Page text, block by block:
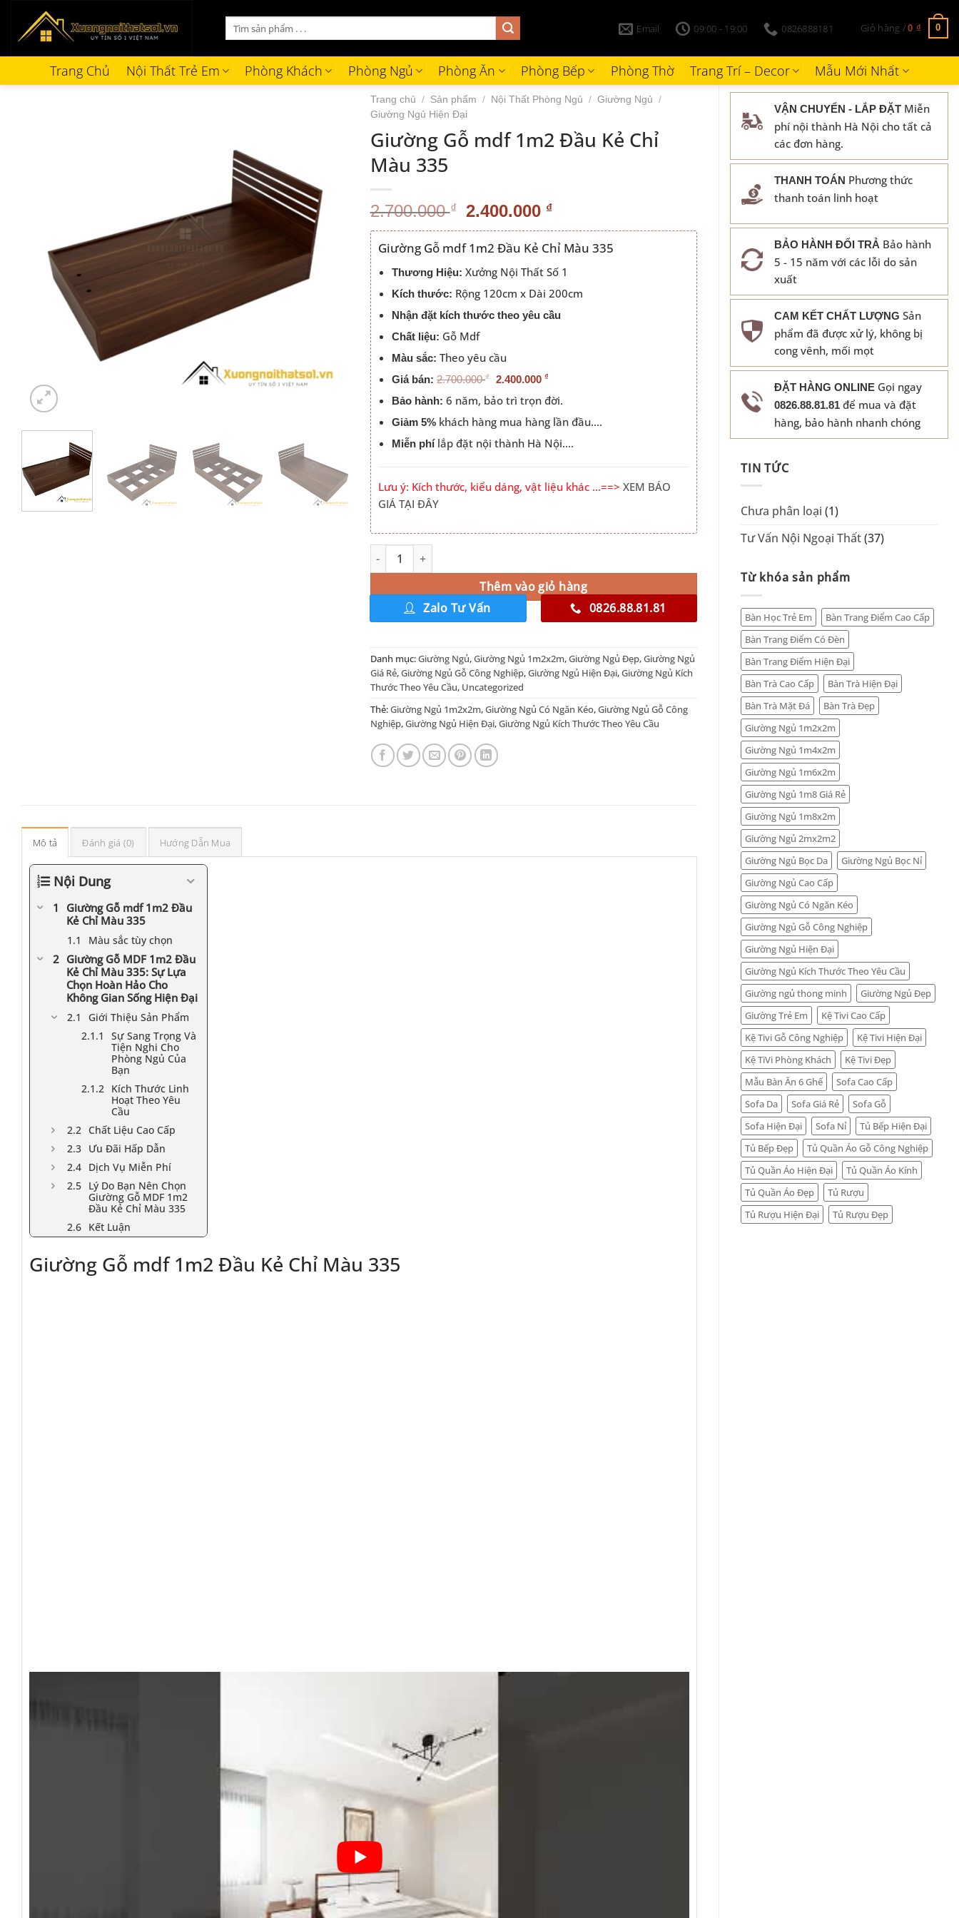
Tìm
kiếm:
Email 09:00 - 19:00 0826888181 Giỏ hàng /0 ₫ 0
Trang Chủ Nội Thất Trẻ Em Phòng Khách Phòng Ngủ Phòng Ăn Phòng Bếp Phòng Thờ Trang Trí – Decor Mẫu Mới Nhất
VẬN CHUYỂN - LẮP ĐẶT Miễn
phí nội thành Hà Nội cho tất cả
các đơn hàng.
THANH TOÁN Phương thức
thanh toán linh hoạt
BẢO HÀNH ĐỔI TRẢ Bảo hành
5 - 15 năm với các lỗi do sản
xuất
CAM KẾT CHẤT LƯỢNG Sản
phẩm đã được xử lý, không bị
cong vênh, mối mọt
ĐẶT HÀNG ONLINE Gọi ngay
0826.88.81.81 để mua và đặt
hàng, bảo hành nhanh chóng
TIN TỨC
Chưa phân loại (1)
Tư Vấn Nội Ngoại Thất(37)
Từ khóa sản phẩm
Bàn Học Trẻ Em
Bàn Trang Điểm Cao Cấp
Bàn Trang Điểm Có Đèn
Bàn Trang Điểm Hiện Đại
Bàn Trà Cao Cấp
Bàn Trà Hiện Đại
Bàn Trà Mặt Đá
Bàn Trà Đẹp
Giường Ngủ 1m2x2m
Giường Ngủ 1m4x2m
Giường Ngủ 1m6x2m
Giường Ngủ 1m8 Giá Rẻ
Giường Ngủ 1m8x2m
Giường Ngủ 2mx2m2
Giường Ngủ Bọc Da
Giường Ngủ Bọc Nỉ
Giường Ngủ Cao Cấp
Giường Ngủ Có Ngăn Kéo
Giường Ngủ Gỗ Công Nghiệp
Giường Ngủ Hiện Đại
Giường Ngủ Kích Thước Theo Yêu Cầu
Giường ngủ thong minh
Giường Ngủ Đẹp
Giường Trẻ Em
Kệ Tivi Cao Cấp
Kệ Tivi Gỗ Công Nghiệp
Kệ Tivi Hiện Đại
Kệ TiVi Phòng Khách
Kệ Tivi Đẹp
Mẫu Bàn Ăn 6 Ghế
Sofa Cao Cấp
Sofa Da
Sofa Giá Rẻ
Sofa Gỗ
Sofa Hiện Đại
Sofa Nỉ
Tủ Bếp Hiện Đại
Tủ Bếp Đẹp
Tủ Quần Áo Gỗ Công Nghiệp
Tủ Quần Áo Hiện Đại
Tủ Quần Áo Kính
Tủ Quần Áo Đẹp
Tủ Rượu
Tủ Rượu Hiện Đại
Tủ Rượu Đẹp
Trang chủ / Sản phẩm / Nội Thất Phòng Ngủ / Giường Ngủ
/
Giường Ngủ Hiện Đại
Giường Gỗ mdf 1m2 Đầu Kẻ Chỉ
Màu 335
2.700.000₫ Giá
gốc
là:
2.700.000 ₫.
2.400.000 ₫Giá
hiện
tại
là:
2.400.000 ₫.
Giường Gỗ mdf 1m2 Đầu Kẻ Chỉ Màu 335
Thương Hiệu: Xưởng Nội Thất Số 1
Kích thước: Rộng 120cm x Dài 200cm
Nhận đặt kích thước theo yêu cầu
Chất liệu: Gỗ Mdf
Màu sắc: Theo yêu cầu
Giá bán: 2.700.000 ₫ 2.400.000 ₫
Bảo hành: 6 năm, bảo trì trọn đời.
Giảm 5% khách hàng mua hàng lần đầu….
Miễn phílắp đặt nội thành Hà Nội….
Lưu ý: Kích thước, kiểu dáng, vật liệu khác …==> XEM BÁO
GIÁ TẠI ĐÂY
Giường Gỗ mdf 1m2 Đầu Kẻ Chỉ Màu 335 số lượng
Thêm vào giỏ hàng
Alternative:
Zalo Tư Vấn 0826.88.81.81
Danh mục:Giường Ngủ,Giường Ngủ 1m2x2m,Giường Ngủ Đẹp,Giường Ngủ
Giá Rẻ,Giường Ngủ Gỗ Công Nghiệp,Giường Ngủ Hiện Đại,Giường Ngủ Kích
Thước Theo Yêu Cầu, Uncategorized
Thẻ:Giường Ngủ 1m2x2m,Giường Ngủ Có Ngăn Kéo,Giường Ngủ Gỗ Công
Nghiệp,Giường Ngủ Hiện Đại,Giường Ngủ Kích Thước Theo Yêu Cầu
Mô tả Đánh giá (0) Hướng Dẫn Mua
Nội Dung
Giường Gỗ mdf 1m2 Đầu
Kẻ Chỉ Màu 335
Màu sắc tùy chọn
Giường Gỗ MDF 1m2 Đầu
Kẻ Chỉ Màu 335: Sự Lựa
Chọn Hoàn Hảo Cho
Không Gian Sống Hiện Đại
Giới Thiệu Sản Phẩm
Sự Sang Trọng Và
Tiện Nghi Cho
Phòng Ngủ Của
Bạn
Kích Thước Linh
Hoạt Theo Yêu
Cầu
Chất Liệu Cao Cấp
Ưu Đãi Hấp Dẫn
Dịch Vụ Miễn Phí
Lý Do Bạn Nên Chọn
Giường Gỗ MDF 1m2
Đầu Kẻ Chỉ Màu 335
Kết Luận
Giường Gỗ mdf 1m2 Đầu Kẻ Chỉ Màu 335